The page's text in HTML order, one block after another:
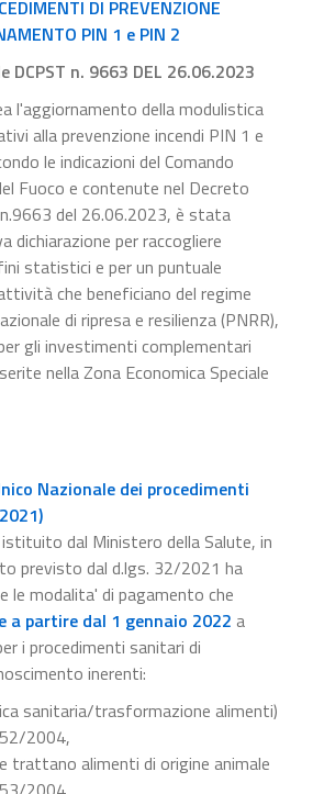
DI PREVENZIONE
PIN 1 e PIN 2
DCPST n. 9663 DEL 26.06.2023
l'aggiornamento della modulistica
alla prevenzione incendi PIN 1 e
le indicazioni del Comando
Fuoco e contenute nel Decreto
del 26.06.2023, è stata
dichiarazione per raccogliere
statistici e per un puntuale
che beneficiano del regime
di ripresa e resilienza (PNRR),
gli investimenti complementari
nella Zona Economica Speciale
Nazionale dei procedimenti
dal Ministero della Salute, in
previsto dal d.lgs. 32/2021 ha
modalita' di pagamento che
a partire dal 1 gennaio 2022 a
i procedimenti sanitari di
inerenti:
sanitaria/trasformazione alimenti)
2004,
trattano alimenti di origine animale